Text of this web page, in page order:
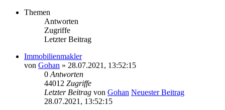
Themen
Antworten
Zugriffe
Letzter Beitrag
Immobilienmakler
von Gohan » 28.07.2021, 13:52:15
0 Antworten
44012 Zugriffe
Letzter Beitrag von Gohan Neuester Beitrag
28.07.2021, 13:52:15